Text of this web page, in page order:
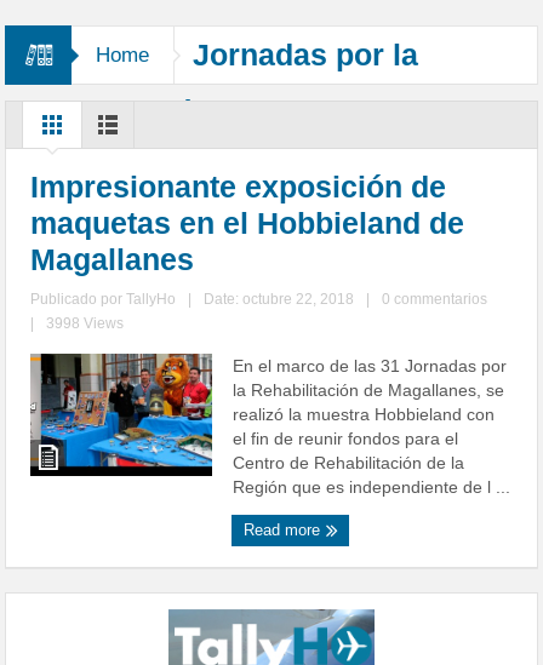
Home
Jornadas por la
Rehabilitación de Magallanes
Impresionante exposición de
maquetas en el Hobbieland de
Magallanes
Publicado porTallyHo Date: octubre 22, 2018
0 commentarios
3998 Views
En el marco de las 31 Jornadas por
la Rehabilitación de Magallanes, se
realizó la muestra Hobbieland con
el fin de reunir fondos para el
Centro de Rehabilitación de la
Región que es independiente de l ...
Read more